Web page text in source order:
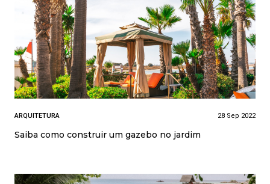
ARQUITETURA 28 Sep 2022
Saiba como construir um gazebo no jardim